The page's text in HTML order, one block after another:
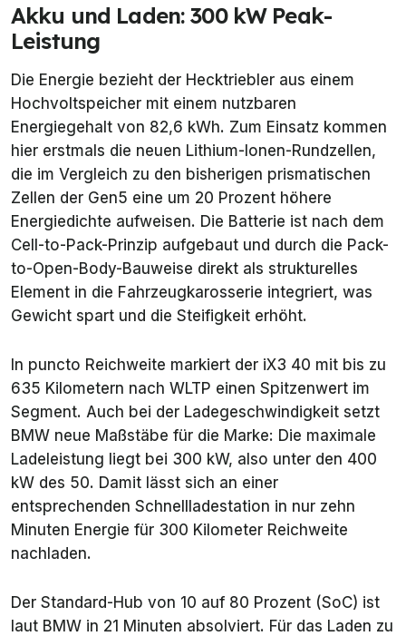
Akku und Laden: 300 kW Peak-
Leistung
Die Energie bezieht der Hecktriebler aus einem
Hochvoltspeicher mit einem nutzbaren
Energiegehalt von 82,6 kWh. Zum Einsatz kommen
hier erstmals die neuen Lithium-Ionen-Rundzellen,
die im Vergleich zu den bisherigen prismatischen
Zellen der Gen5 eine um 20 Prozent höhere
Energiedichte aufweisen. Die Batterie ist nach dem
Cell-to-Pack-Prinzip aufgebaut und durch die Pack-
to-Open-Body-Bauweise direkt als strukturelles
Element in die Fahrzeugkarosserie integriert, was
Gewicht spart und die Steifigkeit erhöht.
In puncto Reichweite markiert der iX3 40 mit bis zu
635 Kilometern nach WLTP einen Spitzenwert im
Segment. Auch bei der Ladegeschwindigkeit setzt
BMW neue Maßstäbe für die Marke: Die maximale
Ladeleistung liegt bei 300 kW, also unter den 400
kW des 50. Damit lässt sich an einer
entsprechenden Schnellladestation in nur zehn
Minuten Energie für 300 Kilometer Reichweite
nachladen.
Der Standard-Hub von 10 auf 80 Prozent (SoC) ist
laut BMW in 21 Minuten absolviert. Für das Laden zu